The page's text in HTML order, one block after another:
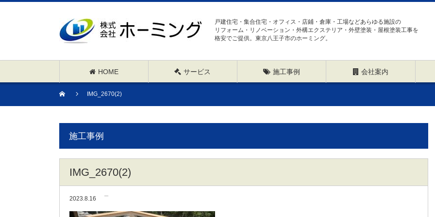
戸建住宅・集合住宅・オフィス・店鋪・倉庫・工場などあらゆる施設の
リフォーム・リノベーション・外構エクステリア・外壁塗装・屋根塗装工事を
格安でご提供。東京八王子市のホーミング。
HOME サービス 施工事例 会社案内
IMG_2670(2)
施工事例
IMG_2670(2)
2023.8.16